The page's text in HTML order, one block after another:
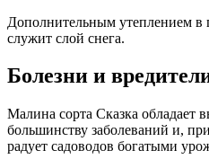
Дополнительным утеплением в
служит слой снега.
Болезни и
Малина сорта Сказка обладает
большинству заболеваний и,
радует садоводов богатыми